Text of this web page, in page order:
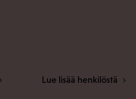
Lue lisää henkilöstä